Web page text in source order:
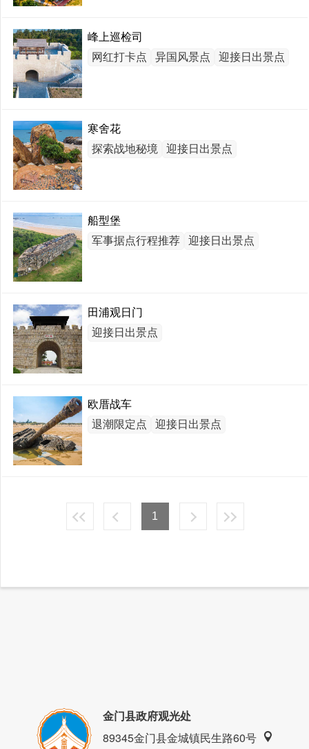
峰上巡检司
网红打卡点
异国风景点 迎接日出景点
寒舍花
探索战地秘境
迎接日出景点
船型堡
军事据点行程推荐
迎接日出景点
田浦观日门
迎接日出景点
欧厝战车
退潮限定点
迎接日出景点
1
金门县政府观光处
89345金门县金城镇民生路60号